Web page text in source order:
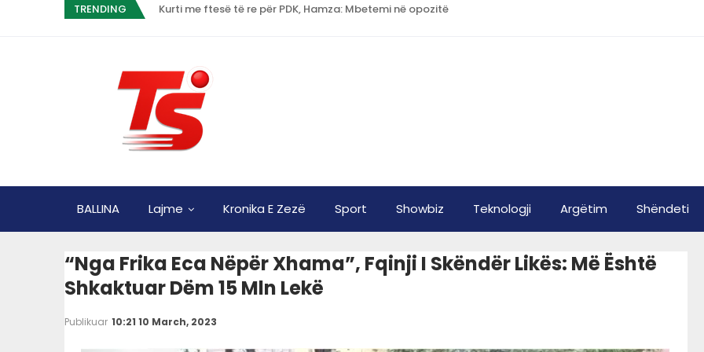
TRENDING Kurti me ftesë të re për PDK, Hamza: Mbetemi në opozitë
BALLINA Lajme Kronika E Zezë Sport Showbiz Teknologji Argëtim Shëndeti
“Nga Frika Eca Nëpër Xhama”, Fqinji I Skëndër Likës: Më Është
Shkaktuar Dëm 15 Mln Lekë
Publikuar 10:21 10 March, 2023